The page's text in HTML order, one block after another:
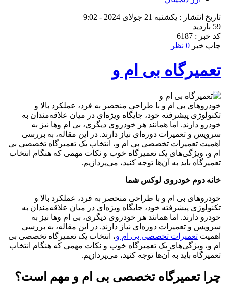
تاریخ انتشار : یکشنبه 21 جولای 2024 - 9:02
59 بازدید
کد خبر : 6187
چاپ خبر 0 نظر
تعمیرگاه بی ام و
خودروهای بی ام و با طراحی منحصر به فرد، عملکرد بالا و
تکنولوژی پیشرفته خود، جایگاه ویژه‌ای در میان علاقه‌مندان به
خودرو دارند. اما همانند هر خودروی دیگری، بی ام وها نیز به
سرویس و تعمیرات دوره‌ای نیاز دارند. در این مقاله، به بررسی
اهمیت تعمیرات تخصصی بی ام و، انتخاب یک تعمیرگاه تخصصی بی
ام و، ویژگی‌های یک تعمیرگاه خوب و نکات مهمی که هنگام انتخاب
تعمیرگاه باید به آن‌ها توجه کنید، می‌پردازیم.
خانه دوم خودروی لوکس شما
خودروهای بی ام و با طراحی منحصر به فرد، عملکرد بالا و
تکنولوژی پیشرفته خود، جایگاه ویژه‌ای در میان علاقه‌مندان به
خودرو دارند. اما همانند هر خودروی دیگری، بی ام وها نیز به
سرویس و تعمیرات دوره‌ای نیاز دارند. در این مقاله، به بررسی
اهمیت تعمیرات تخصصی بی ام و، انتخاب یک تعمیرگاه تخصصی بی
ام و، ویژگی‌های یک تعمیرگاه خوب و نکات مهمی که هنگام انتخاب
تعمیرگاه باید به آن‌ها توجه کنید، می‌پردازیم.
چرا تعمیرگاه تخصصی بی ام و مهم است؟